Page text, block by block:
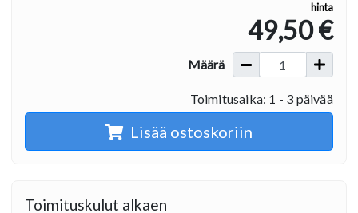
hinta
49,50 €
Määrä
Toimitusaika: 1 - 3 päivää
Lisää ostoskoriin
Toimituskulut alkaen